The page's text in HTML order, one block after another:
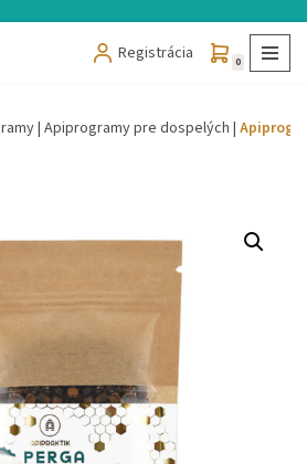
Registrácia 0
| Apiprogramy pre dospelých |